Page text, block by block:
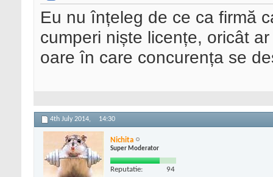
Eu nu înțeleg de ce ca firmă
cumperi niște licențe, oricât
oare în care concurența se
4th July 2014, 14:30
Nichita
Super Moderator
Reputatie: 94